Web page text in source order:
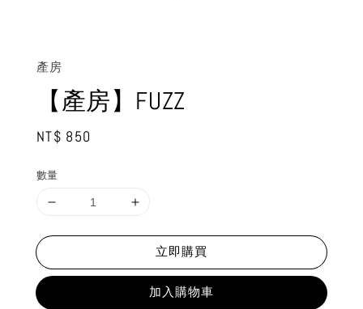
產房
【產房】FUZZ
Regular
NT$ 850
數量
立即購買
加入購物車